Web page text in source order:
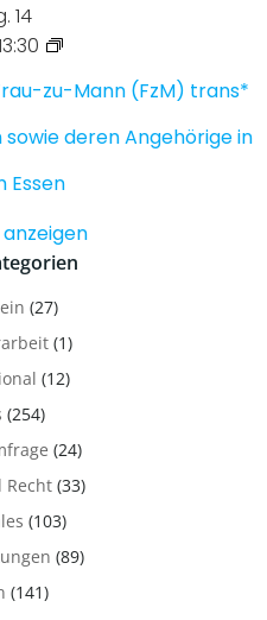
14
zu-Mann (FzM) trans*
deren Angehörige in
Essen
(27)
(1)
(12)
(254)
(24)
Recht(33)
(103)
(89)
(141)